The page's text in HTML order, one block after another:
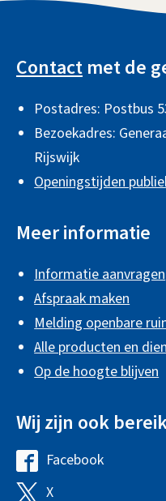
Contact met de
Postadres: Postbus
Bezoekadres:
Rijswijk
Openingstijden
Meer informatie
Informatie aanvragen(
Afspraak maken
Melding openbare
Alle producten en
Op de hoogte blijven
Wij zijn ook
FacebookG
XG